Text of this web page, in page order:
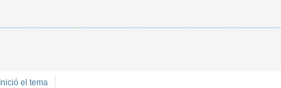
Inició el tema